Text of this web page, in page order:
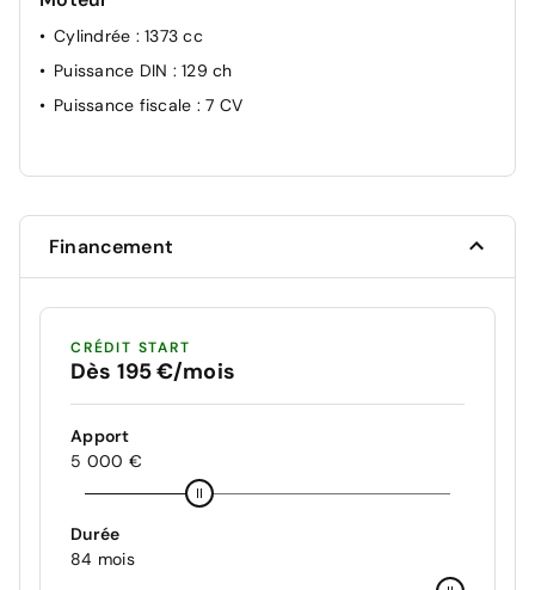
Cylindrée : 1373 cc
Puissance DIN : 129 ch
Puissance fiscale : 7 CV
Financement
CRÉDIT START
Dès 195 €/mois
Apport
5 000 €
Durée
84 mois